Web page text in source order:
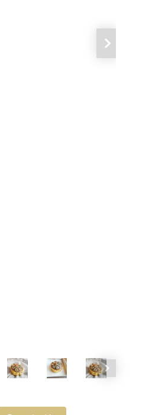
Siguiente